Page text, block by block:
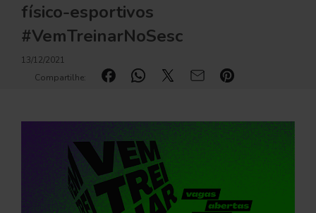
físico-esportivos
#VemTreinarNoSesc
13/12/2021
Compartilhe: